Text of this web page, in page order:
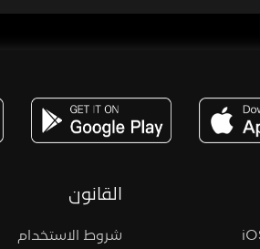
القانون
شروط الاستخدام